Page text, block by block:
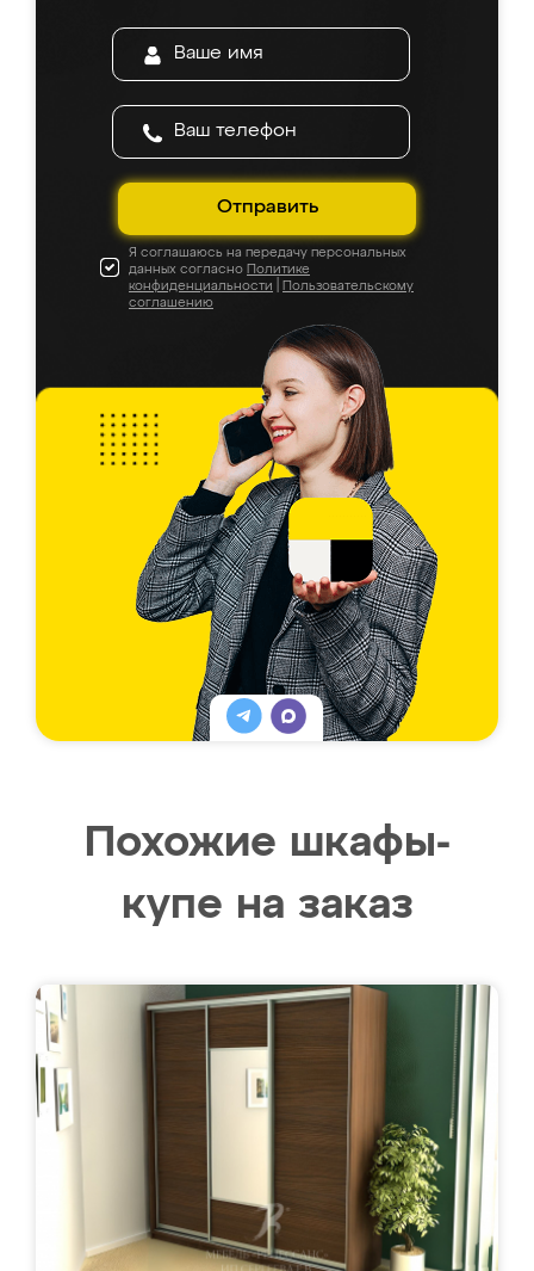
Отправить
Я соглашаюсь на передачу персональных
данных согласно Политике
конфиденциальности
Пользовательскому
соглашению
Похожие шкафы-
купе на заказ